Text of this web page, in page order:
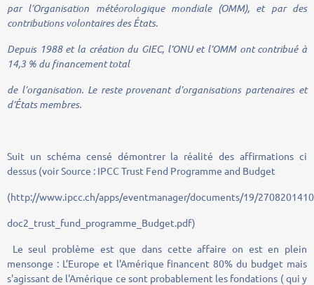
par l’Organisation météorologique mondiale (OMM), et par des
contributions volontaires des États.
Depuis 1988 et la création du GIEC, l’ONU et l’OMM ont contribué à
14,3 % du financementtotal
de l’organisation. Le reste provenant d’organisations partenaires et
d’États membres.
Suit un schéma censé démontrer la réalité des affirmations ci
dessus (voir Source : IPCC Trust Fend Programme and Budget
(http://www.ipcc.ch/apps/eventmanager/documents/19/
doc2_trust_fund_programme_Budget.pdf)
Le seul problème est que dans cette affaire on est en plein
mensonge : L’Europe et l'Amérique financent 80% du budget mais
s'agissant de l'Amérique ce sont probablement les fondations ( qui y